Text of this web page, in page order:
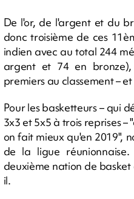
De l'or, de l'argent et du
donc troisième de ces
indien avec au total 244
argent et 74 en
premiers au classement –
Pour les basketteurs – qui
3x3 et 5x5 à trois reprises –
on fait mieux qu'en 2019",
de la ligue
deuxième nation de
il.